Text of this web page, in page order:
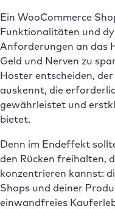
Ein WooCommerce
Funktionalitäten und
Anforderungen an das
Geld und Nerven zu
Hoster entscheiden,
auskennt, die
gewährleistet und
bietet.
Denn im Endeffekt
den Rücken freihalten,
konzentrieren kannst:
Shops und deiner
einwandfreies